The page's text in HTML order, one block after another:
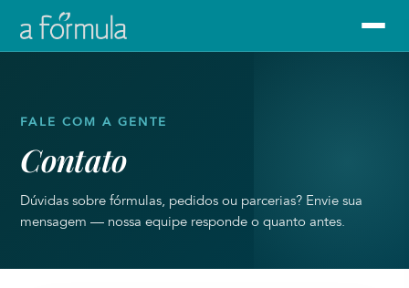
FALE COM A GENTE
Contato
Dúvidas sobre fórmulas, pedidos ou parcerias? Envie sua
mensagem — nossa equipe responde o quanto antes.